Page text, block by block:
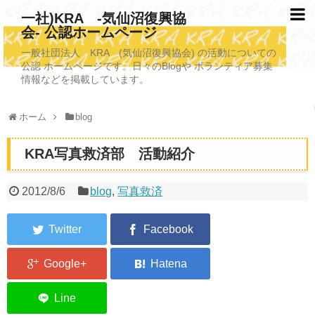
一社)KRA -気仙沼復興協
会- 公認ホームページ
一般社団法人 KRA (気仙沼復興協会) の活動についての
公認 ホームページです。日々のBlogや ボランティア募集
情報などを掲載しています。
ホーム blog
KRA写真救済部 活動紹介
2012/8/6 blog,写真救済
TOPページ
KRAについて
写真救済事業
福祉事業
埋蔵発掘/資料整備事業
2026年3月11日捜索活動ボランティア募集 NEW